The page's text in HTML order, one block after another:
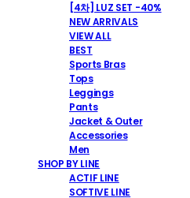
[4차] LUZ SET -40%
NEW ARRIVALS
VIEW ALL
BEST
Sports Bras
Tops
Leggings
Pants
Jacket & Outer
Accessories
Men
SHOP BY LINE
ACTIF LINE
SOFTIVE LINE